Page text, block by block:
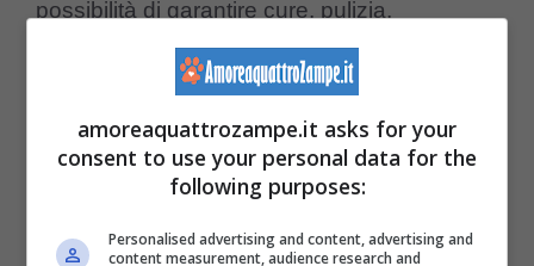
possibilità di garantire cure, pulizia,
assistenza veterinaria e condizioni di vita
Le proprietarie hanno accettato di
affinché potessero essere presi in carico
amoreaquattrozampe.it asks for your
consent to use your personal data for the
following purposes:
Personalised advertising and content, advertising and
content measurement, audience research and